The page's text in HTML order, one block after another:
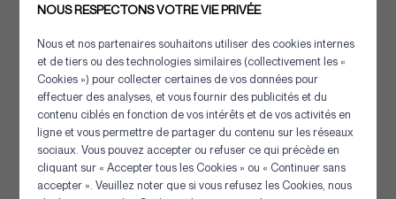
NOUS RESPECTONS VOTRE VIE PRIVÉE
Nous et nos partenaires souhaitons utiliser des cookies internes
et de tiers ou des technologies similaires (collectivement les «
Cookies ») pour collecter certaines de vos données pour
effectuer des analyses, et vous fournir des publicités et du
contenu ciblés en fonction de vos intérêts et de vos activités en
ligne et vous permettre de partager du contenu sur les réseaux
sociaux. Vous pouvez accepter ou refuser ce qui précède en
cliquant sur « Accepter tous les Cookies » ou « Continuer sans
accepter ». Veuillez noter que si vous refusez les Cookies, nous
Tipto 8 Torons
La fibre Polyéthylène (PE), est une fibre historiquement
très utilisée par les marins. Grâce à...
[+] Détails